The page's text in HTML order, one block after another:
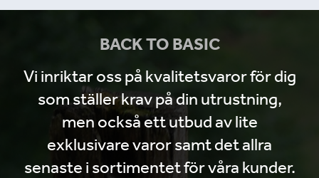
BACK TO BASIC
Vi inriktar oss på kvalitetsvaror för dig
som ställer krav på din utrustning,
men också ett utbud av lite
exklusivare varor samt det allra
senaste i sortimentet för våra kunder.